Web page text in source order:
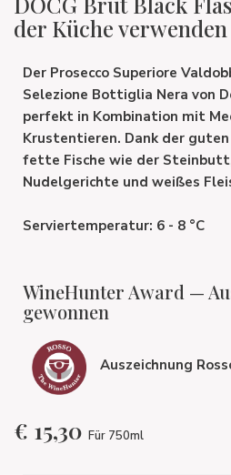
der Küche verwenden
Der Prosecco Superiore
Selezione Bottiglia Nera von
perfekt in Kombination mit
Krustentieren. Dank der
fette Fische wie der
Nudelgerichte und weißes
Serviertemperatur: 6 - 8 °C
WineHunter Award —
gewonnen
Auszeichnung
€ 15,30 Für 750ml